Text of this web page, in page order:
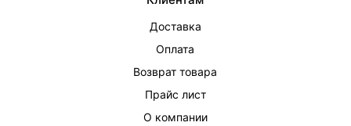
Доставка
Оплата
Возврат товара
Прайс лист
О компании